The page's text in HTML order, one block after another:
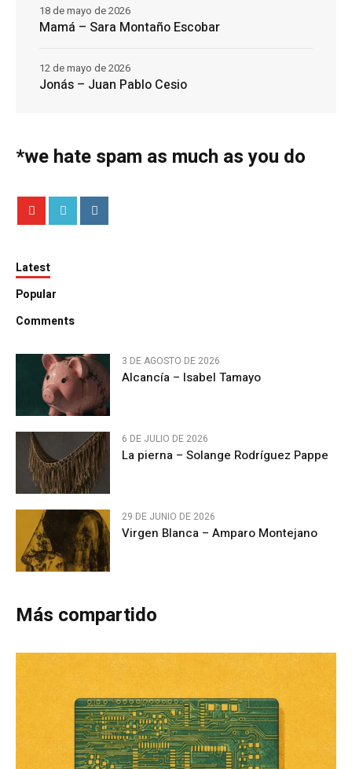
Mamá – Sara Montaño Escobar
18 de mayo de 2026
Jonás – Juan Pablo Cesio
12 de mayo de 2026
*we hate spam as much as you do
Latest
Popular
Comments
3 DE AGOSTO DE 2026
Alcancía – Isabel Tamayo
6 DE JULIO DE 2026
La pierna – Solange Rodríguez Pappe
29 DE JUNIO DE 2026
Virgen Blanca – Amparo Montejano
Más compartido